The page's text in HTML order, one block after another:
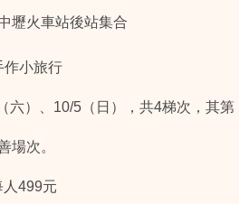
壢火車站後站集合
小旅行
六）、10/5（日），共4梯次，其第
場次。
499元